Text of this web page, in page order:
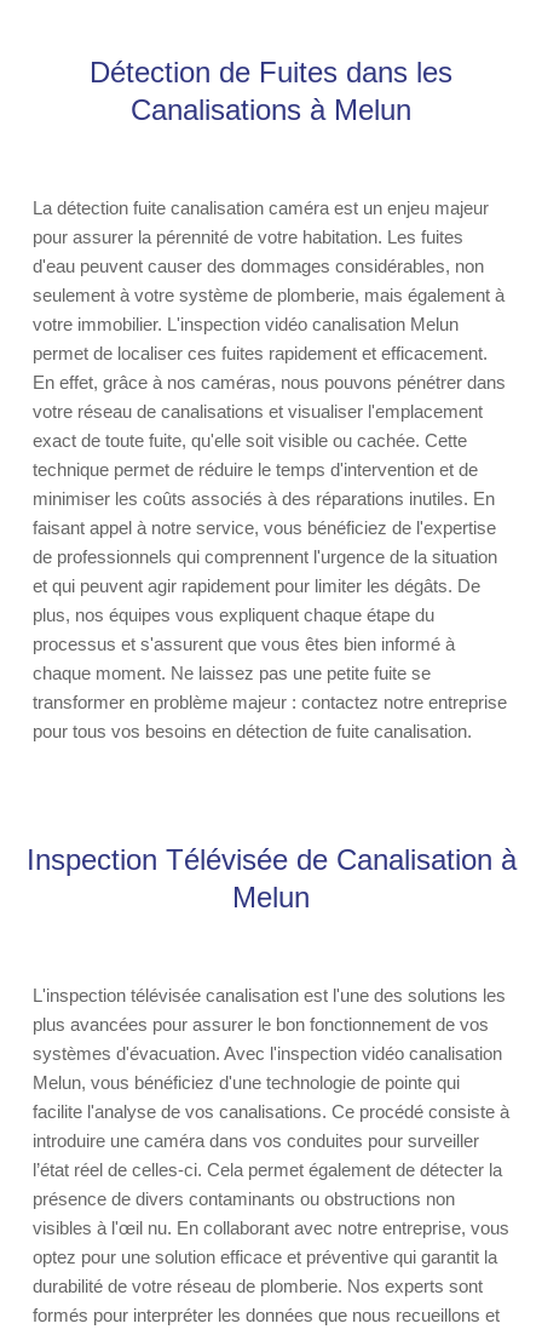
Détection de Fuites dans les
Canalisations à Melun
La détection fuite canalisation caméra est un enjeu majeur
pour assurer la pérennité de votre habitation. Les fuites
d'eau peuvent causer des dommages considérables, non
seulement à votre système de plomberie, mais également à
votre immobilier. L'inspection vidéo canalisation Melun
permet de localiser ces fuites rapidement et efficacement.
En effet, grâce à nos caméras, nous pouvons pénétrer dans
votre réseau de canalisations et visualiser l'emplacement
exact de toute fuite, qu'elle soit visible ou cachée. Cette
technique permet de réduire le temps d'intervention et de
minimiser les coûts associés à des réparations inutiles. En
faisant appel à notre service, vous bénéficiez de l'expertise
de professionnels qui comprennent l'urgence de la situation
et qui peuvent agir rapidement pour limiter les dégâts. De
plus, nos équipes vous expliquent chaque étape du
processus et s'assurent que vous êtes bien informé à
chaque moment. Ne laissez pas une petite fuite se
transformer en problème majeur : contactez notre entreprise
pour tous vos besoins en détection de fuite canalisation.
Inspection Télévisée de Canalisation à
Melun
L'inspection télévisée canalisation est l'une des solutions les
plus avancées pour assurer le bon fonctionnement de vos
systèmes d'évacuation. Avec l'inspection vidéo canalisation
Melun, vous bénéficiez d'une technologie de pointe qui
facilite l'analyse de vos canalisations. Ce procédé consiste à
introduire une caméra dans vos conduites pour surveiller
l’état réel de celles-ci. Cela permet également de détecter la
présence de divers contaminants ou obstructions non
visibles à l'œil nu. En collaborant avec notre entreprise, vous
optez pour une solution efficace et préventive qui garantit la
durabilité de votre réseau de plomberie. Nos experts sont
formés pour interpréter les données que nous recueillons et